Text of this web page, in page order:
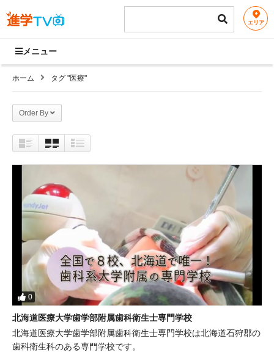
エリア
メニュー
ホーム タグ "医療"
Order By
0
北海道医療大学歯学部附属歯科衛生士専門学校
北海道医療大学歯学部附属歯科衛生士専門学校は北海道石狩郡の
歯科衛生科のある専門学校です。